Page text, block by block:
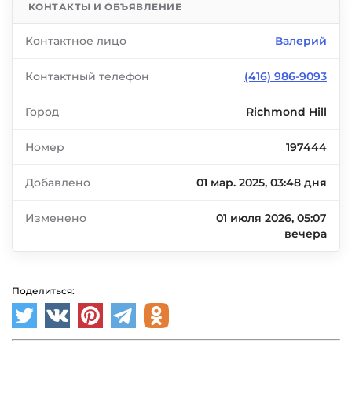
КОНТАКТЫ И ОБЪЯВЛЕНИЕ
Контактное лицо Валерий
Контактный телефон (416) 986-9093
Город Richmond Hill
Номер 197444
Добавлено 01 мар. 2025, 03:48 дня
Изменено
01 июля 2026, 05:07
вечера
Поделиться: